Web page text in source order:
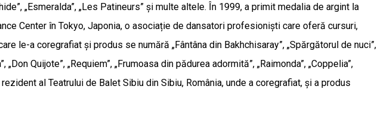
„Esmeralda”, „Les Patineurs” și multe altele. În 1999, a primit medalia de argint la
Center în Tokyo, Japonia, o asociație de dansatori profesioniști care oferă cursuri,
le-a coregrafiat și produs se numără „Fântâna din Bakhchisaray”, „Spărgătorul de nuci”,
Quijote”, „Requiem”, „Frumoasa din pădurea adormită”, „Raimonda”, „Coppelia”,
al Teatrului de Balet Sibiu din Sibiu, România, unde a coregrafiat, și a produs